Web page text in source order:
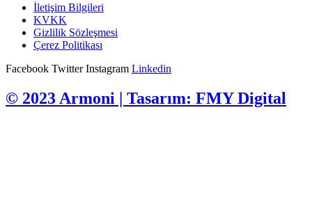
İletişim Bilgileri
KVKK
Gizlilik Sözleşmesi
Çerez Politikası
Facebook Twitter Instagram Linkedin
© 2023 Armoni | Tasarım: FMY Digital